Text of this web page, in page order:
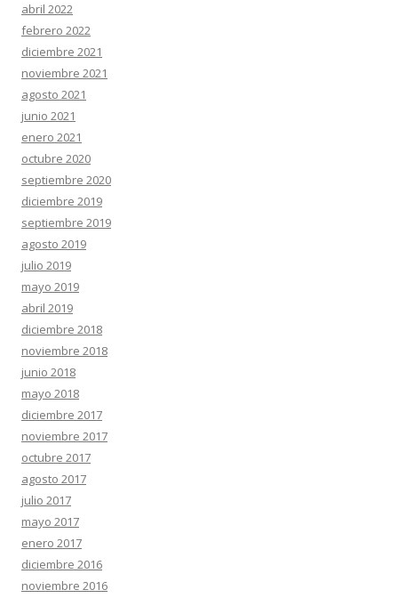
abril 2022
febrero 2022
diciembre 2021
noviembre 2021
agosto 2021
junio 2021
enero 2021
octubre 2020
septiembre 2020
diciembre 2019
septiembre 2019
agosto 2019
julio 2019
mayo 2019
abril 2019
diciembre 2018
noviembre 2018
junio 2018
mayo 2018
diciembre 2017
noviembre 2017
octubre 2017
agosto 2017
julio 2017
mayo 2017
enero 2017
diciembre 2016
noviembre 2016